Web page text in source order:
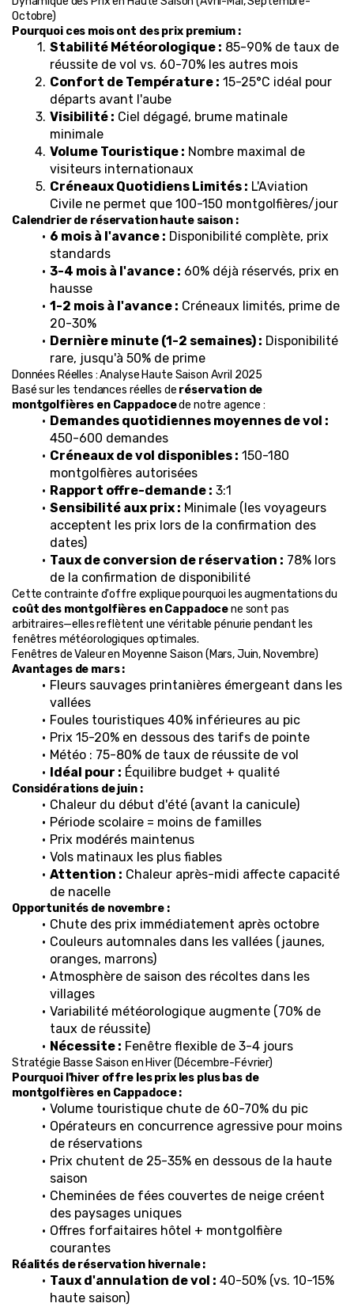
Octobre)
Pourquoi ces mois ont des prix premium :
Stabilité Météorologique : 85-90% de taux de
réussite de vol vs. 60-70% les autres mois
Confort de Température : 15-25°C idéal pour
départs avant l'aube
Visibilité : Ciel dégagé, brume matinale
minimale
Volume Touristique : Nombre maximal de
visiteurs internationaux
Créneaux Quotidiens Limités : L'Aviation
Civile ne permet que 100-150 montgolfières/jour
Calendrier de réservation haute saison :
6 mois à l'avance : Disponibilité complète, prix
standards
3-4 mois à l'avance : 60% déjà réservés, prix en
hausse
1-2 mois à l'avance : Créneaux limités, prime de
20-30%
Dernière minute (1-2 semaines) : Disponibilité
rare, jusqu'à 50% de prime
Données Réelles : Analyse Haute Saison Avril 2025
Basé sur les tendances réelles de réservation de
montgolfières en Cappadoce de notre agence :
Demandes quotidiennes moyennes de vol :
450-600 demandes
Créneaux de vol disponibles : 150-180
montgolfières autorisées
Rapport offre-demande : 3:1
Sensibilité aux prix : Minimale (les voyageurs
acceptent les prix lors de la confirmation des
dates)
Taux de conversion de réservation : 78% lors
de la confirmation de disponibilité
coût des montgolfières en Cappadoce ne sont pas
arbitraires—elles reflètent une véritable pénurie pendant les
fenêtres météorologiques optimales.
Fenêtres de Valeur en Moyenne Saison (Mars, Juin, Novembre)
Avantages de mars :
Fleurs sauvages printanières émergeant dans les
vallées
Foules touristiques 40% inférieures au pic
Prix 15-20% en dessous des tarifs de pointe
Météo : 75-80% de taux de réussite de vol
Idéal pour : Équilibre budget + qualité
Considérations de juin :
Chaleur du début d'été (avant la canicule)
Période scolaire = moins de familles
Prix modérés maintenus
Vols matinaux les plus fiables
Attention : Chaleur après-midi affecte capacité
de nacelle
Opportunités de novembre :
Chute des prix immédiatement après octobre
Couleurs automnales dans les vallées (jaunes,
oranges, marrons)
Atmosphère de saison des récoltes dans les
villages
Variabilité météorologique augmente (70% de
taux de réussite)
Nécessite : Fenêtre flexible de 3-4 jours
Stratégie Basse Saison en Hiver (Décembre-Février)
Pourquoi l'hiver offre les prix les plus bas de
montgolfières en Cappadoce :
Volume touristique chute de 60-70% du pic
Opérateurs en concurrence agressive pour moins
de réservations
Prix chutent de 25-35% en dessous de la haute
saison
Cheminées de fées couvertes de neige créent
des paysages uniques
Offres forfaitaires hôtel + montgolfière
courantes
Réalités de réservation hivernale :
Taux d'annulation de vol : 40-50% (vs. 10-15%
haute saison)